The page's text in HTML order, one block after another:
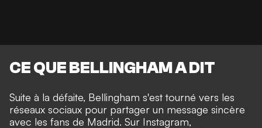
CE QUE BELLINGHAM A DIT
Suite à la défaite, Bellingham s'est tourné vers les
réseaux sociaux pour partager un message sincère
avec les fans de Madrid. Sur Instagram,